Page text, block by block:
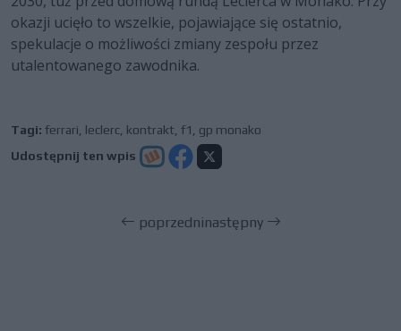
okazji ucięło to wszelkie, pojawiające się ostatnio,
spekulacje o możliwości zmiany zespołu przez
utalentowanego zawodnika.
Tagi: ferrari leclerc kontrakt f1
gp monako
Udostępnij ten wpis
poprzedninastępny